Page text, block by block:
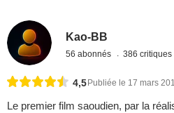
Kao-BB
56 abonnés 386 critiques
4,5 Publiée le 17 mars
Le premier film saoudien, par la